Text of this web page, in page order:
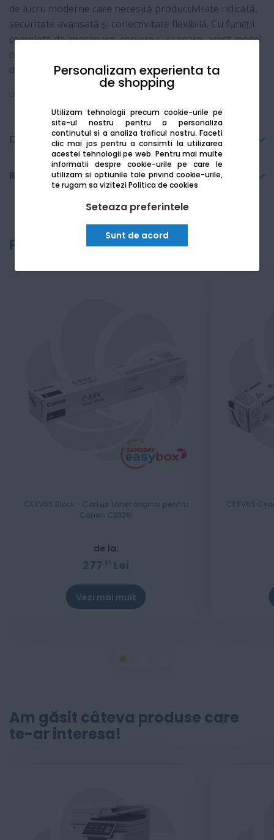
Personalizam experienta ta
de shopping
Utilizam tehnologii precum cookie-urile pe
site-ul nostru pentru a personaliza
continutul si a analiza traficul nostru. Faceti
clic mai jos pentru a consimti la utilizarea
acestei tehnologii pe web. Pentru mai multe
informatii despre cookie-urile pe care le
utilizam si optiunile tale privind cookie-urile,
te rugam sa viziteziPolitica de cookies
Seteaza preferintele
Sunt de acord
de lucru moderne care necesită productivitate ridicată,
securitate avansată și conectivitate flexibilă. Cu funcții
complete de imprimare, copiere și scanare, acest model
oferă performanță constantă și calitate excelentă a
documentelor, fiind ideal pentru birouri medii și mari.
Detalii tehnice
Recenzii
Produse recomandate
CEXV65 Black - Cartus toner original pentru
Canon C3326i
de la:
277 01 Lei
Vezi mai mult
CEXV65
Am găsit câteva produse care
te-ar interesa!